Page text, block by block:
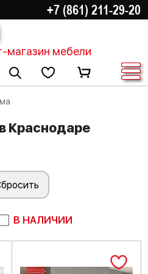
+7 (861) 211-29-20
магазин мебели
Краснодаре
В НАЛИЧИИ